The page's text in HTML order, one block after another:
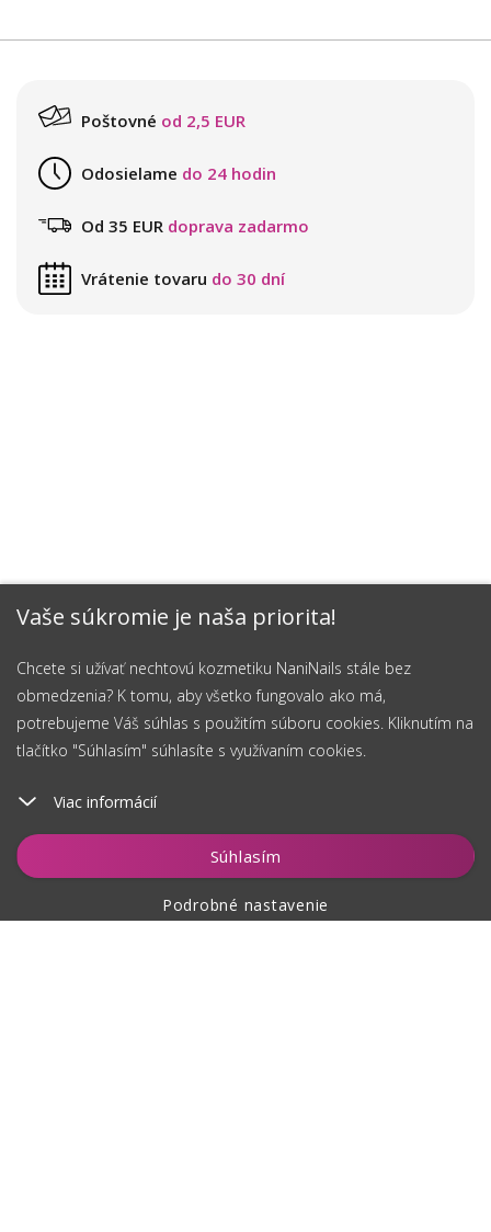
Vaše súkromie je naša priorita!
Chcete si užívať nechtovú kozmetiku NaniNails stále bez
obmedzenia? K tomu, aby všetko fungovalo ako má,
potrebujeme Váš súhlas s použitím súboru cookies. Kliknutím na
tlačítko "Súhlasím" súhlasíte s využívaním cookies.
Viac informácií
Súhlasím
Podrobné nastavenie
Vložiť do košíka
Poštovné od 2,5 EUR
Odosielame do 24 hodin
Od 35 EUR doprava zadarmo
Vrátenie tovaru do 30 dní